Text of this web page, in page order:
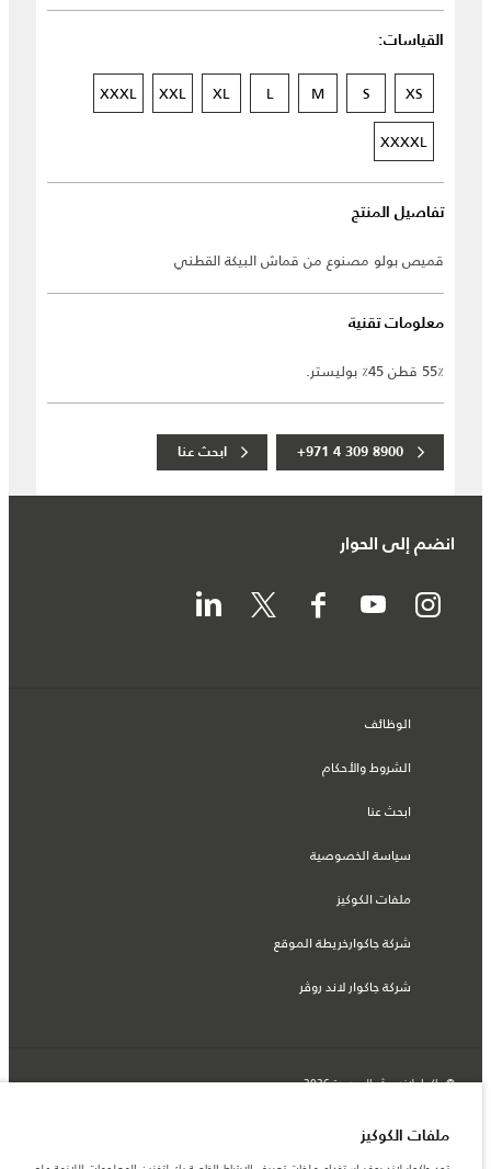
القياسات:
XS
S
M
L
XL
XXL
XXXL
XXXXL
تفاصيل المنتج
قميص بولو مصنوع من قماش البيكة القطني
معلومات تقنية
55٪ قطن 45٪ بوليستر.
+971 4 309 8900 ابحث عنا
انضم إلى الحوار
الوظائف
الشروط والأحكام
ابحث عنا
سياسة الخصوصية
ملفات الكوكيز
شركة جاكوارخريطة الموقع
شركة جاكوار لاند روڤر
© جاكوار لاند روڨر المحدودة 2026
الجزائر, Eurl DMAA
المعلومات والمواصفات والأسعار والألوان المذكورة على هذا الموقع قد تختلف من بلد إلى
ملفات الكوكيز